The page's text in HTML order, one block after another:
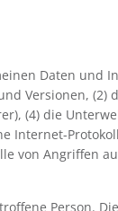
Daten und
Versionen, (2)
(4) die
von Angriffen
Person.